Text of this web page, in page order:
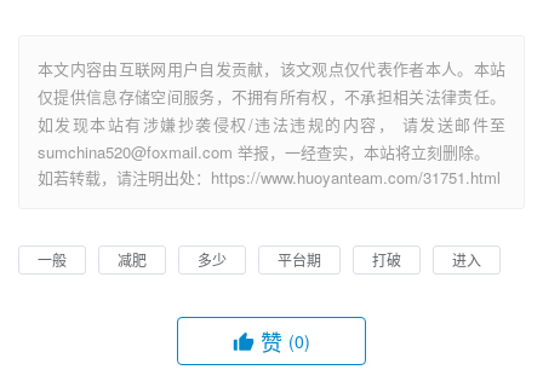
本文内容由互联网用户自发贡献，该文观点仅代表作者本人。本站
仅提供信息存储空间服务，不拥有所有权，不承担相关法律责任。
如发现本站有涉嫌抄袭侵权/违法违规的内容， 请发送邮件至
sumchina520@foxmail.com 举报，一经查实，本站将立刻删除。
如若转载，请注明出处：https://www.huoyanteam.com/31751.html
一般 减肥 多少 平台期 打破 进入
赞 (0)